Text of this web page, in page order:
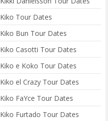
Kiko Tour Dates
Kiko Bun Tour Dates
Kiko Casotti Tour Dates
Kiko e Koko Tour Dates
Kiko el Crazy Tour Dates
Kiko FaYce Tour Dates
Kiko Furtado Tour Dates